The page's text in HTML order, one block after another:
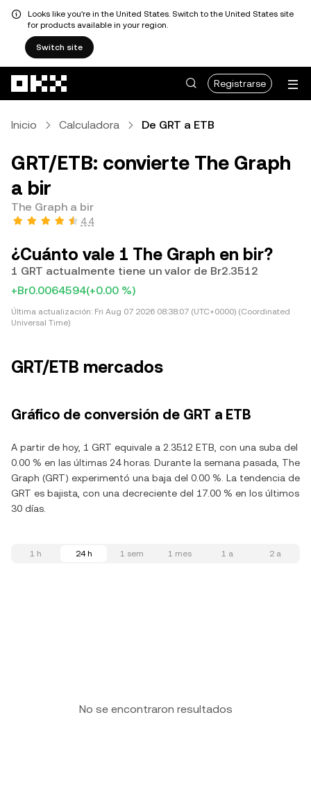
Looks like you're in the United States. Switch to the United States site
for products available in your region.
Switch site
Registrarse
Inicio Calculadora De GRT a ETB
GRT/ETB: convierte The Graph
a bir
The Graph a bir
4.4
¿Cuánto vale 1 The Graph en bir?
1 GRT actualmente tiene un valor de Br2.3512
+Br0.0064594(+0.00 %)
Última actualización: Fri Aug 07 2026 08:38:07 (UTC+0000) (Coordinated
Universal Time)
GRT/ETB mercados
Gráfico de conversión de GRT a ETB
A partir de hoy, 1 GRT equivale a 2.3512 ETB, con una suba del
0.00 % en las últimas 24 horas. Durante la semana pasada, The
Graph (GRT) experimentó una baja del 0.00 %. La tendencia de
GRT es bajista, con una decreciente del 17.00 % en los últimos
30 días.
1 h 24 h 1 sem 1 mes 1 a 2 a
No se encontraron resultados